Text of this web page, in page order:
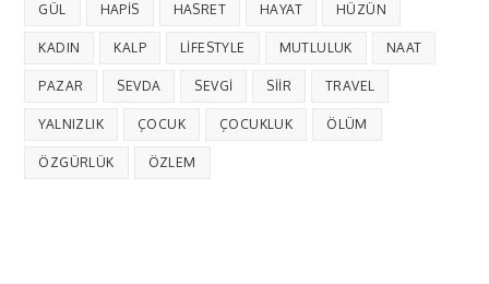
GÜL HAPIS HASRET HAYAT HÜZÜN
KADIN KALP LIFESTYLE MUTLULUK NAAT
PAZAR SEVDA SEVGI SIIR TRAVEL
YALNIZLIK ÇOCUK ÇOCUKLUK ÖLÜM
ÖZGÜRLÜK ÖZLEM